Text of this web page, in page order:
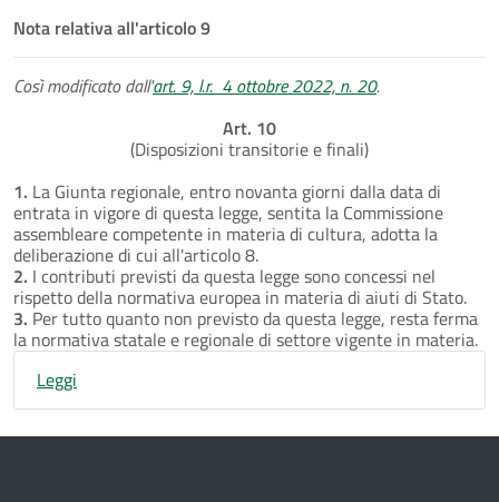
Nota relativa all'articolo 9
Così modificato dall'art. 9, l.r. 4 ottobre 2022, n. 20.
Art. 10
(Disposizioni transitorie e finali)
1. La Giunta regionale, entro novanta giorni dalla data di
entrata in vigore di questa legge, sentita la Commissione
assembleare competente in materia di cultura, adotta la
deliberazione di cui all'articolo 8.
2. I contributi previsti da questa legge sono concessi nel
rispetto della normativa europea in materia di aiuti di Stato.
3. Per tutto quanto non previsto da questa legge, resta ferma
la normativa statale e regionale di settore vigente in materia.
Leggi